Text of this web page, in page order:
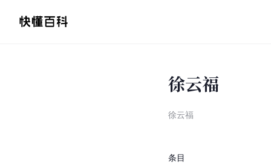
徐云福
徐云福
条目